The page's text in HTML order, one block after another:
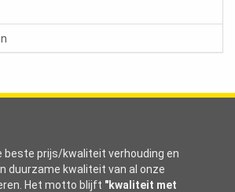
beste prijs/kwaliteit verhouding en
duurzame kwaliteit van al onze
Het motto blijft "kwaliteit met